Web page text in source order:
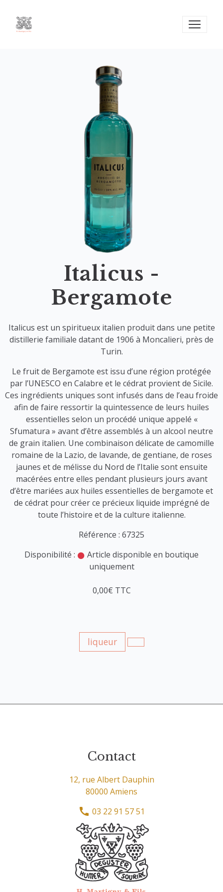
Italicus -
Bergamote
Italicus est un spiritueux italien produit dans une petite
distillerie familiale datant de 1906 à Moncalieri, près de
Turin.
Le fruit de Bergamote est issu d’une région protégée
par l’UNESCO en Calabre et le cédrat provient de Sicile.
Ces ingrédients uniques sont infusés dans de l’eau froide
afin de faire ressortir la quintessence de leurs huiles
essentielles selon un procédé unique appelé «
Sfumatura » avant d’être assemblés à un alcool neutre
de grain italien. Une combinaison délicate de camomille
romaine de la Lazio, de lavande, de gentiane, de roses
jaunes et de mélisse du Nord de l’Italie sont ensuite
macérées entre elles pendant plusieurs jours avant
d’être mariées aux huiles essentielles de bergamote et
de cédrat pour créer ce précieux liquide imprégné de
toute l’histoire et de la culture italienne.
Référence : 67325
Disponibilité :
Article disponible en boutique
uniquement
0,00€ TTC
liqueur
Contact
12, rue Albert Dauphin
80000 Amiens
03 22 91 57 51